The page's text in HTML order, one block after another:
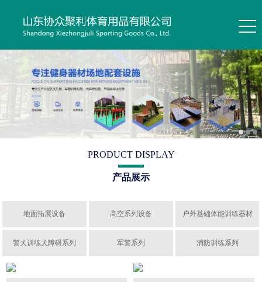
PRODUCT DISPLAY
产品展示
地面拓展设备 高空系列设备 户外基础体能训练器材
警犬训练犬障碍系列 军警系列 消防训练系列